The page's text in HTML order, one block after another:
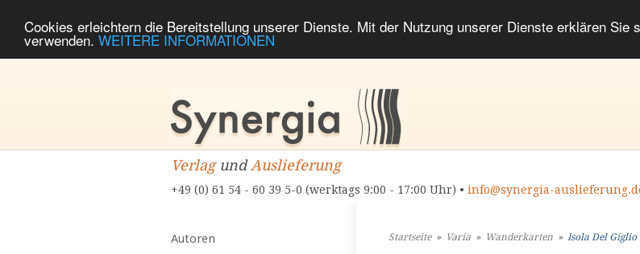
Cookies erleichtern die Bereitstellung unserer Dienste. Mit der Nutzung unserer Dienste erklären Sie
verwenden. WEITERE INFORMATIONEN
VerlagundAuslieferung
+49 (0) 61 54 - 60 39 5-0 (werktags 9:00 - 17:00 Uhr) • info@synergia-
Autoren
Startseite» Varia » Wanderkarten » Isola Del Giglio